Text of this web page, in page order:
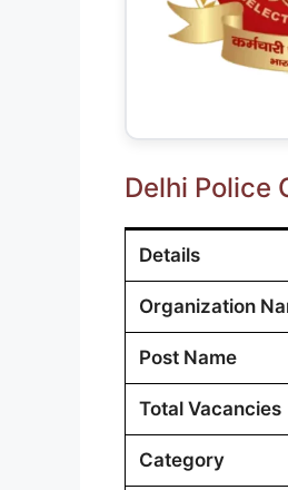
Delhi Police
Details
Organization
Post Name
Total Vacancies
Category